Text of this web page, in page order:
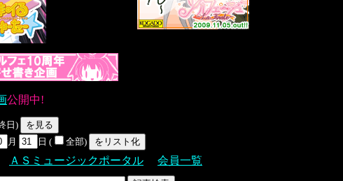
公開中!
日)
月 日 ( 全部)
ＡＳミュージックポータル 会員一覧